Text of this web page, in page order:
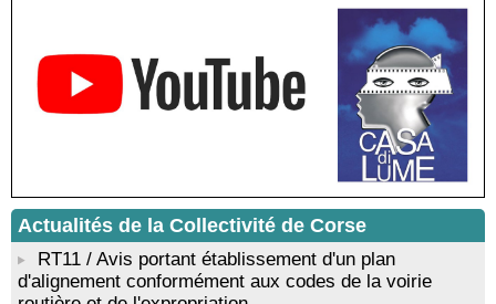
Médiathèque de Castagniccia Mare et Monti - I Fulelli
Rencontre / dédicace avec Lucrèce Luciani autour de son
livre « La ballade du pendu du Niolu» - Mediateca territuriale di
Santa Lucia di Tallà
Mise en musique d’un livre jeunesse par Annik Meschinet,
musicienne pédagogue : Ateliers d’expression sonore, vocale,
rythmique et corporelle - Mediateca territuriale di Santa Lucia di
! Événement reporté ! Cycle de conférences peinture animé
par Alexandre Dominati - Mediateca territuriale di Santa Lucia di
Tallà
Actualités de la Collectivité de Corse
RT11 / Avis portant établissement d'un plan
d'alignement conformément aux codes de la voirie